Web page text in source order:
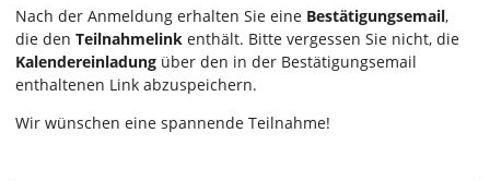
Nach der Anmeldung erhalten Sie eine Bestätigungsemail,
die den Teilnahmelink enthält. Bitte vergessen Sie nicht, die
Kalendereinladung über den in der Bestätigungsemail
enthaltenen Link abzuspeichern.
Wir wünschen eine spannende Teilnahme!